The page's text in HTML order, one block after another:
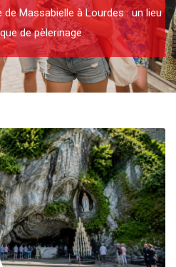
de Massabielle à Lourdes : un lieu
de pèlerinage